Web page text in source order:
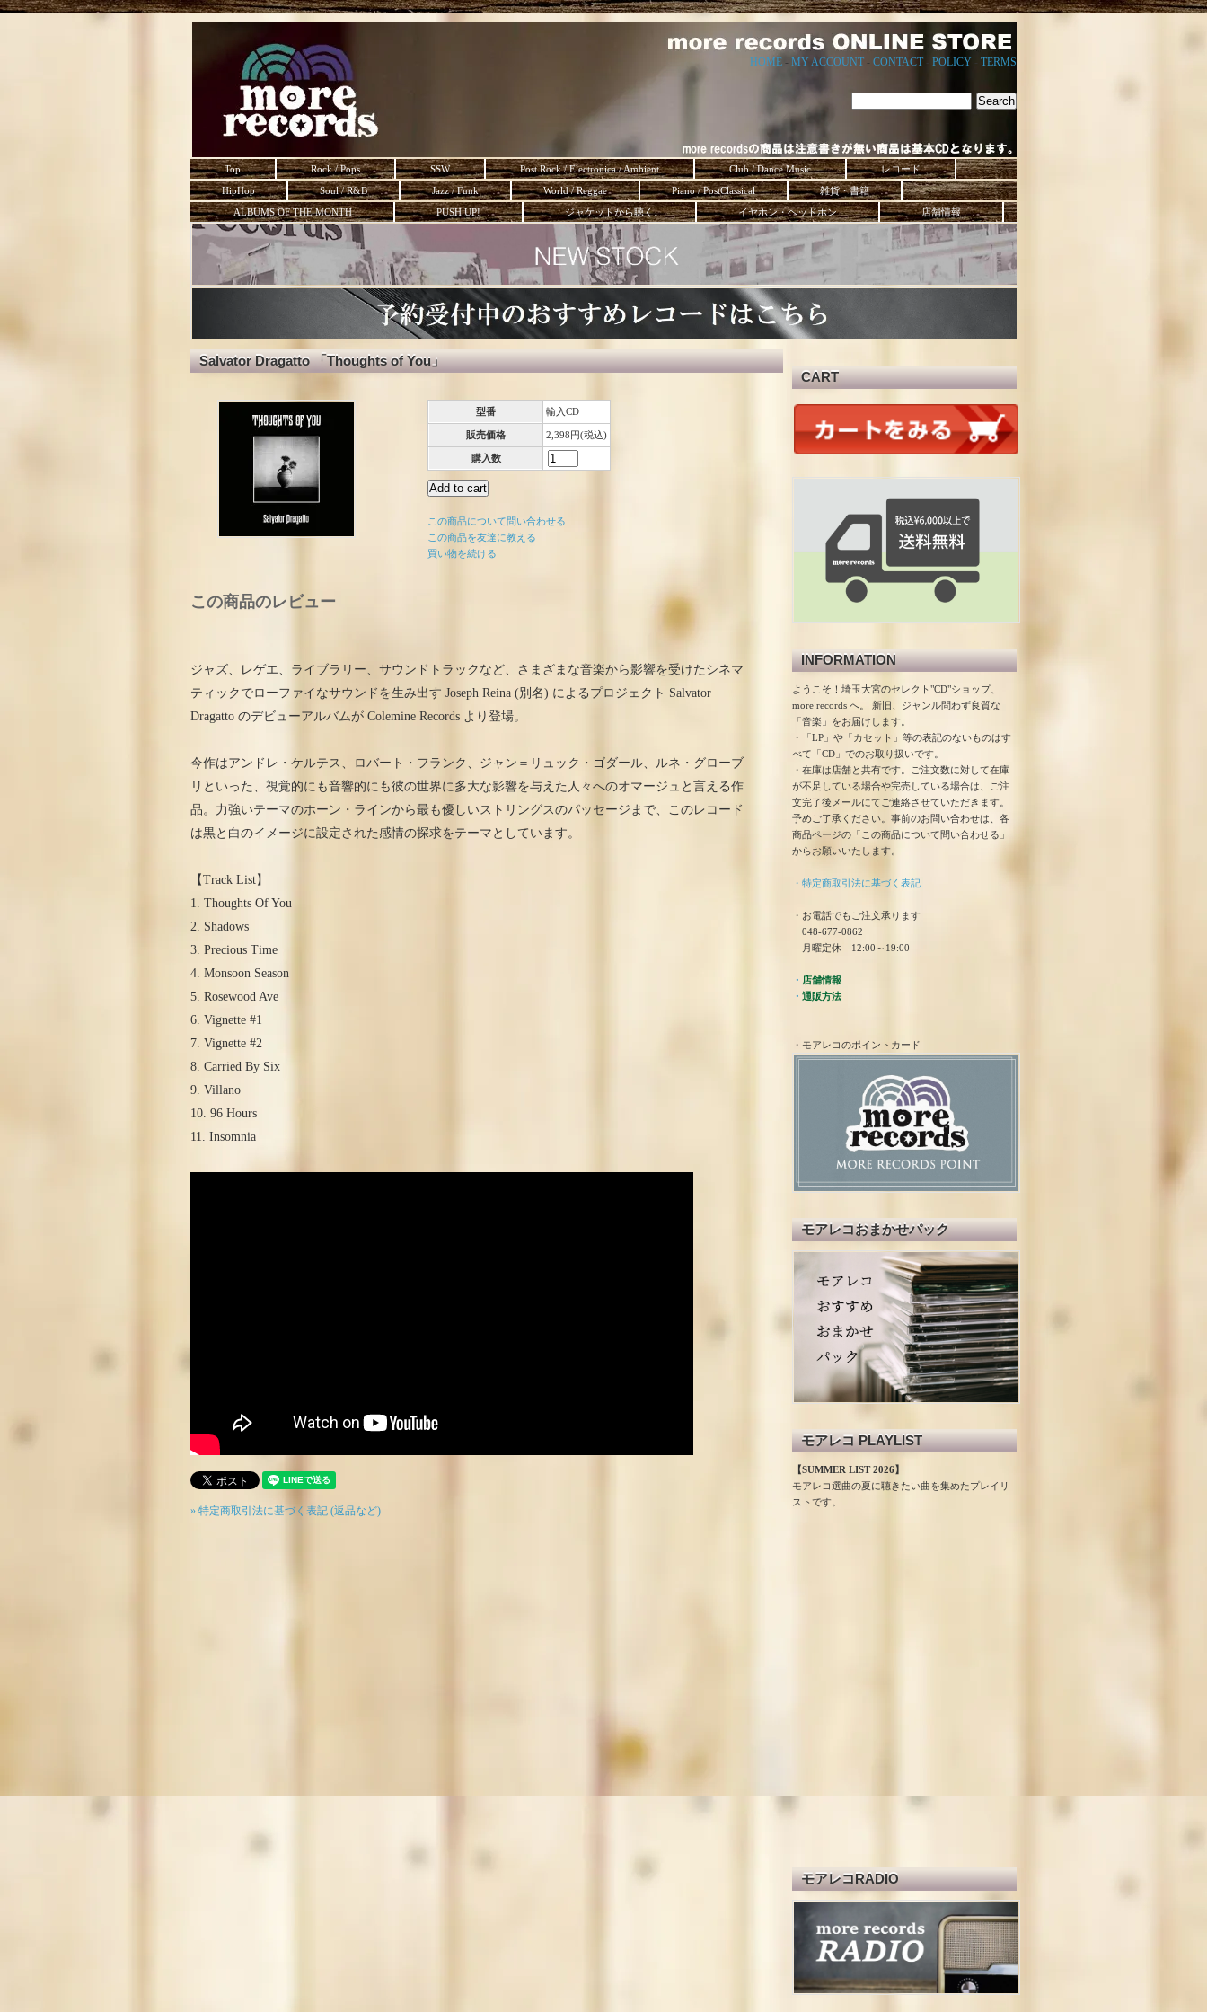
HOME - MY ACCOUNT - CONTACT- POLICY TERMS
Top Rock / Pops SSW Post Rock / Electronica / Ambient Club / Dance Music
レコード
HipHop
Soul / R&B Jazz / Funk World / Reggae Piano / PostClassical
雑貨・書籍
ALBUMS OF THE MONTH
PUSH UP! ジャケットから聴く。 イヤホン・ヘッドホン 店舗情報
Salvator Dragatto 「Thoughts of You」
型番 輸入CD
販売価格 2,398円(税込)
購入数
この商品について問い合わせる
この商品を友達に教える
買い物を続ける
この商品のレビュー
ジャズ、レゲエ、ライブラリー、サウンドトラックなど、さまざまな音楽から影響を受けたシネマ
ティックでローファイなサウンドを生み出す Joseph Reina (別名) によるプロジェクト Salvator
Dragatto のデビューアルバムが Colemine Records より登場。
今作はアンドレ・ケルテス、ロバート・フランク、ジャン＝リュック・ゴダール、ルネ・グローブ
リといった、視覚的にも音響的にも彼の世界に多大な影響を与えた人々へのオマージュと言える作
品。力強いテーマのホーン・ラインから最も優しいストリングスのパッセージまで、このレコード
は黒と白のイメージに設定された感情の探求をテーマとしています。
【Track List】
1. Thoughts Of You
2. Shadows
3. Precious Time
4. Monsoon Season
5. Rosewood Ave
6. Vignette #1
7. Vignette #2
8. Carried By Six
9. Villano
10. 96 Hours
11. Insomnia
» 特定商取引法に基づく表記 (返品など)
CART
INFORMATION
ようこそ！埼玉大宮のセレクト"CD"ショップ、
more records へ。 新旧、ジャンル問わず良質な
「音楽」をお届けします。
・「LP」や「カセット」等の表記のないものはす
べて「CD」でのお取り扱いです。
・在庫は店舗と共有です。ご注文数に対して在庫
が不足している場合や完売している場合は、ご注
文完了後メールにてご連絡させていただきます。
予めご了承ください。事前のお問い合わせは、各
商品ページの「この商品について問い合わせる」
からお願いいたします。
・特定商取引法に基づく表記
・お電話でもご注文承ります
048-677-0862
月曜定休 12:00～19:00
・ 店舗情報
・ 通販方法
・モアレコのポイントカード
モアレコおまかせパック
モアレコ PLAYLIST
【SUMMER LIST 2026】
モアレコ選曲の夏に聴きたい曲を集めたプレイリ
ストです。
モアレコRADIO